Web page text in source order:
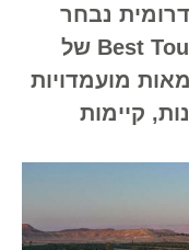
נבחר
לרשימת Best Tourism Villages 2025 של
מועמדויות
קיימות